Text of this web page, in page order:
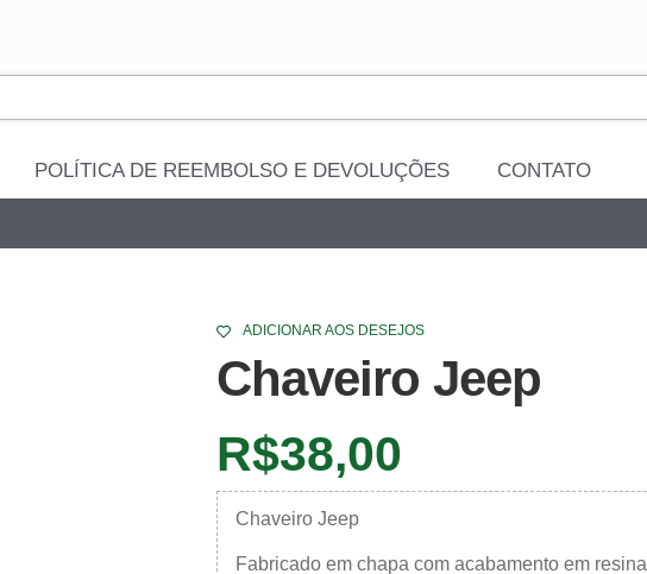
POLÍTICA DE REEMBOLSO E DEVOLUÇÕES CONTATO
ADICIONAR AOS DESEJOS
Chaveiro Jeep
R$38,00
Chaveiro Jeep
Fabricado em chapa com acabamento em resina